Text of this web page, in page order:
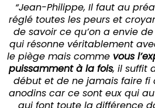
“Jean-Philippe, Il faut au
réglé toutes les peurs et
de savoir ce qu’on a envie
qui résonne véritablement
le piège mais comme vous
puissamment à la fois, il suffit
début et de ne jamais faire fi
anodins car ce sont eux qui